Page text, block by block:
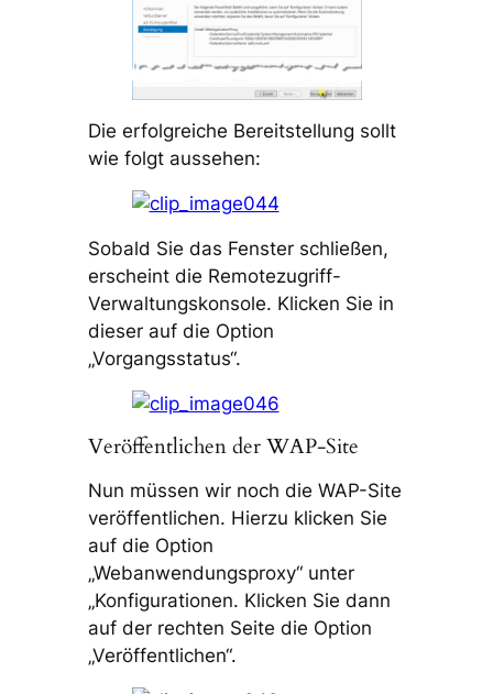
Die erfolgreiche Bereitstellung sollt
wie folgt aussehen:
Sobald Sie das Fenster schließen,
erscheint die Remotezugriff-
Verwaltungskonsole. Klicken Sie in
dieser auf die Option
„Vorgangsstatus“.
Veröffentlichen der WAP-Site
Nun müssen wir noch die WAP-Site
veröffentlichen. Hierzu klicken Sie
auf die Option
„Webanwendungsproxy“ unter
„Konfigurationen. Klicken Sie dann
auf der rechten Seite die Option
„Veröffentlichen“.